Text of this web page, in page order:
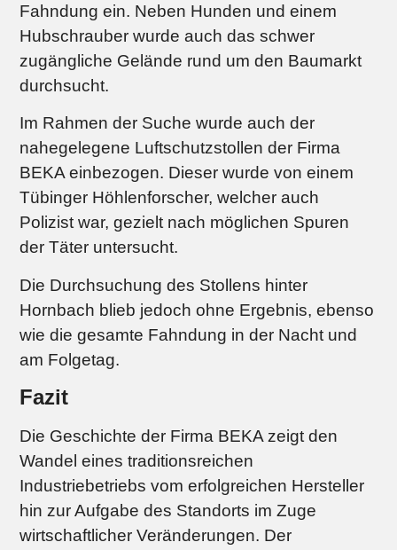
Fahndung ein. Neben Hunden und einem
Hubschrauber wurde auch das schwer
zugängliche Gelände rund um den Baumarkt
durchsucht.
Im Rahmen der Suche wurde auch der
nahegelegene Luftschutzstollen der Firma
BEKA einbezogen. Dieser wurde von einem
Tübinger Höhlenforscher, welcher auch
Polizist war, gezielt nach möglichen Spuren
der Täter untersucht.
Die Durchsuchung des Stollens hinter
Hornbach blieb jedoch ohne Ergebnis, ebenso
wie die gesamte Fahndung in der Nacht und
am Folgetag.
Fazit
Die Geschichte der Firma BEKA zeigt den
Wandel eines traditionsreichen
Industriebetriebs vom erfolgreichen Hersteller
hin zur Aufgabe des Standorts im Zuge
wirtschaftlicher Veränderungen. Der